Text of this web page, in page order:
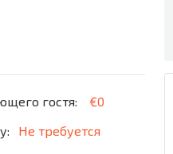
гостя:
€0
Не требуется